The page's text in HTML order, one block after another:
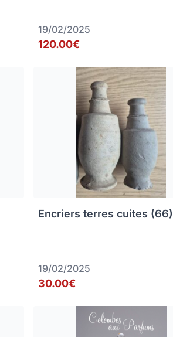
19/02/2025
120.00€
Encriers terres cuites (66)
19/02/2025
30.00€